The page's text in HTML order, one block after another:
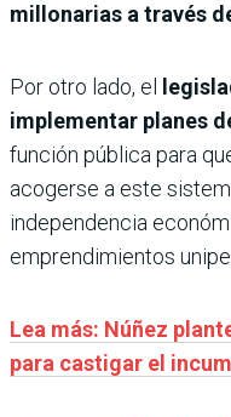
millonarias a través
Por otro lado, el
implementar planes
función pública para
acogerse a este
independencia
emprendimientos
Lea más: Núñez
para castigar el